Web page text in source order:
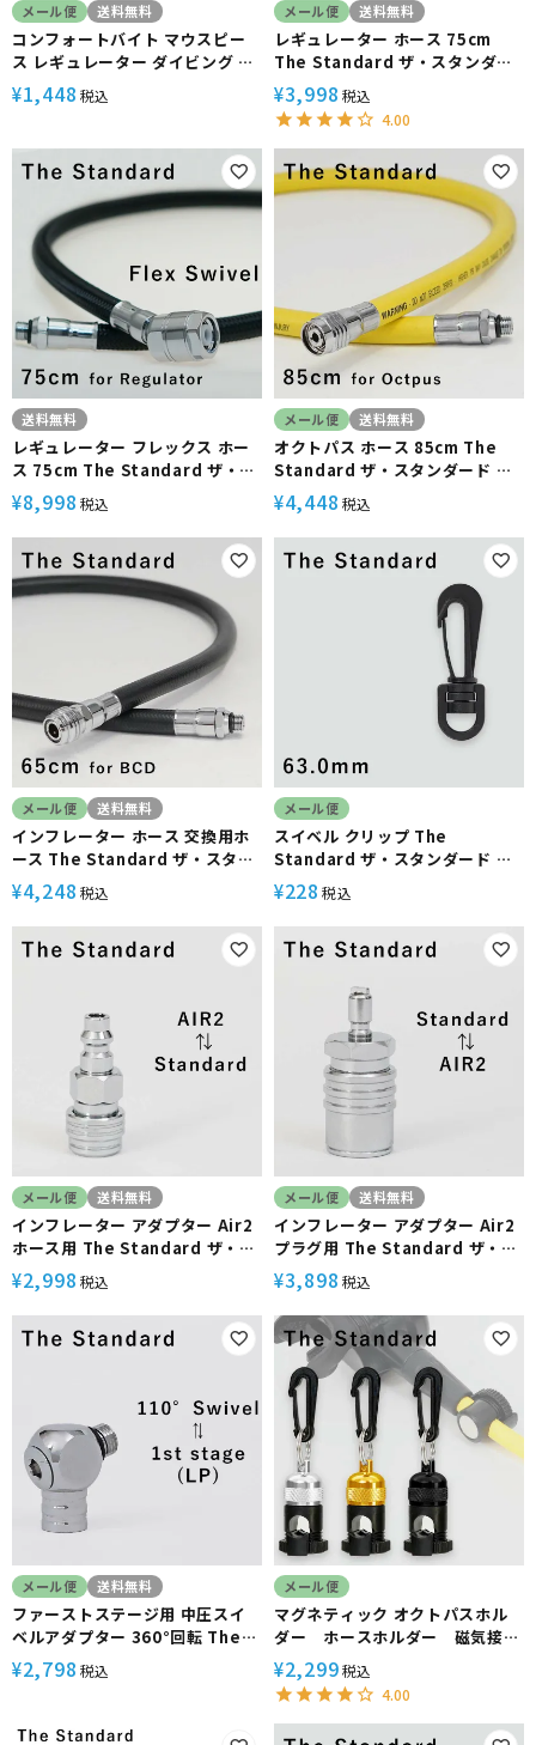
メール便 送料無料
コンフォートバイト マウスピー
ス レギュレーター ダイビング ス
モール アゴ楽 The Standard
¥1,448 税込
メール便 送料無料
レギュレーター ホース 75cm
The Standard ザ・スタンダー
ド ブラック ダイビング アクセサ
リー パーツ
¥3,998 税込
4.00
送料無料
レギュレーター フレックス ホー
ス 75cm The Standard ザ・ス
タンダード ダイビング アクセサ
リー パーツ 交換用ホース スイベ
ル アダプター 一体型 アゴ楽 あご
らく
¥8,998 税込
メール便 送料無料
オクトパス ホース 85cm The
Standard ザ・スタンダード イ
エロー ダイビング アクセサリー
パーツ
¥4,448 税込
メール便 送料無料
インフレーター ホース 交換用ホ
ース The Standard ザ・スタン
ダード ダイビング アクセサリー
パーツ 65cm
¥4,248 税込
メール便
スイベル クリップ The
Standard ザ・スタンダード ダ
イビング アクセサリー パーツ プ
ラスチック製
¥228 税込
メール便 送料無料
インフレーター アダプター Air2
ホース用 The Standard ザ・ス
タンダード ダイビング アクセサ
リー パーツ レギュレーター 重
器材
¥2,998 税込
メール便 送料無料
インフレーター アダプター Air2
プラグ用 The Standard ザ・ス
タンダード ダイビング アクセサ
リー パーツ レギュレーター 重
器材
¥3,898 税込
メール便 送料無料
ファーストステージ用 中圧スイ
ベルアダプター 360°回転 The
Standard ザ・スタンダード ダ
イビング アクセサリー パーツ レ
¥2,798 税込
メール便
マグネティック オクトパスホル
ダー ホースホルダー 磁気接続
The Standard ザ・スタンダー
ド ダイビング アクセサリー パー
ツ
¥2,299税込
4.00